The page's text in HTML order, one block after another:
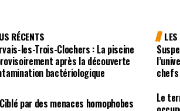
RÉCENTS
les-Trois-Clochers : La piscine
après la découverte
bactériologique
par des menaces homophobes
chefs
Le